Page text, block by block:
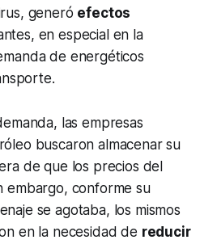
generó efectos
en especial en la
de energéticos
las empresas
buscaron almacenar su
de que los precios del
embargo, conforme su
se agotaba, los mismos
en la necesidad de reducir